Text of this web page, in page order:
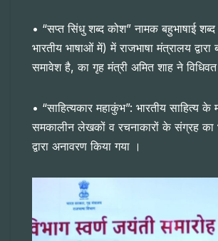
• “सप्त सिंधु शब्द कोश” नामक बहुभाषाई
भारतीय भाषाओं में) में राजभाषा मंत्रालय द्वारा
समावेश है, का गृह मंत्री अमित शाह ने विधिवत
• “साहित्यकार महाकुंभ”: भारतीय साहित्य के
समकालीन लेखकों व रचनाकारों के संग्रह का
द्वारा अनावरण किया गया ।